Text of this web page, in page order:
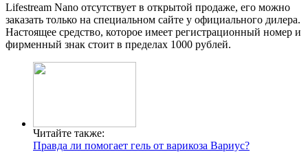
Lifestream Nano отсутствует в открытой продаже, его можно
заказать только на специальном сайте у официального дилера.
Настоящее средство, которое имеет регистрационный номер и
фирменный знак стоит в пределах 1000 рублей.
Читайте также:
Правда ли помогает гель от варикоза Вариус?